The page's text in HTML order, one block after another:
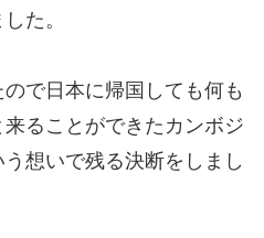
た。
で日本に帰国しても何も
ることができたカンボジ
想いで残る決断をしまし